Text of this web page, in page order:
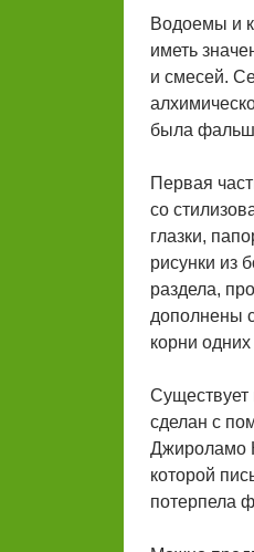
Водоемы и
иметь
и смесей.
была
Первая
со
глазки,
рисунки из
раздела,
дополнены
корни
Существует
сделан с
Джироламо
которой
потерпела